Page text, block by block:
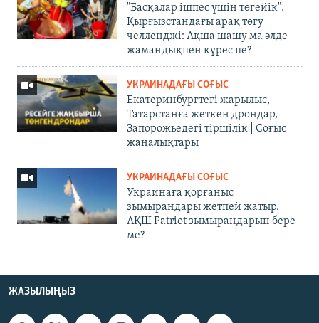
"Басқалар ішпес үшін төгейік".
Қырғызстандағы арақ төгу
челленджі: Ақша шашу ма әлде
жамандықпен күрес пе?
УКРАИНАДАҒЫ СОҒЫС
Екатеринбургтегі жарылыс,
Татарстанға жеткен дрондар,
Запорожьедегі тіршілік | Cоғыс
жаңалықтары
УКРАИНАДАҒЫ СОҒЫС
Украинаға қорғаныс
зымырандары жетпей жатыр.
АҚШ Patriot зымырандарын бере
ме?
ЖАЗЫЛЫҢЫЗ